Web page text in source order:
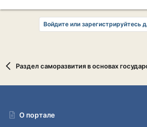
Войдите или зарегистрируйтесь
Раздел саморазвития в основах
О портале